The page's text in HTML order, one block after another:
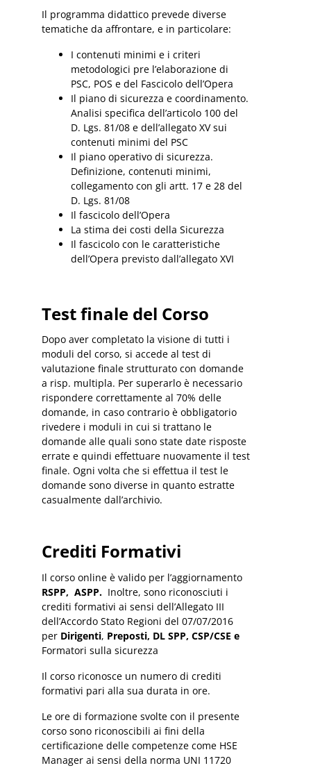
Il programma didattico prevede diverse
tematiche da affrontare, e in particolare:
I contenuti minimi e i criteri
metodologici pre l’elaborazione di
PSC, POS e del Fascicolo dell’Opera
Il piano di sicurezza e coordinamento.
Analisi specifica dell’articolo 100 del
D. Lgs. 81/08 e dell’allegato XV sui
contenuti minimi del PSC
Il piano operativo di sicurezza.
Definizione, contenuti minimi,
collegamento con gli artt. 17 e 28 del
D. Lgs. 81/08
Il fascicolo dell’Opera
La stima dei costi della Sicurezza
Il fascicolo con le caratteristiche
dell’Opera previsto dall’allegato XVI
Test finale del Corso
Dopo aver completato la visione di tutti i
moduli del corso, si accede al test di
valutazione finale strutturato con domande
a risp. multipla. Per superarlo è necessario
rispondere correttamente al 70% delle
domande, in caso contrario è obbligatorio
rivedere i moduli in cui si trattano le
domande alle quali sono state date risposte
errate e quindi effettuare nuovamente il test
finale. Ogni volta che si effettua il test le
domande sono diverse in quanto estratte
casualmente dall’archivio.
Crediti Formativi
Il corso online è valido per l’aggiornamento
RSPP, ASPP. Inoltre, sono riconosciuti i
crediti formativi ai sensi dell’Allegato III
dell’Accordo Stato Regioni del 07/07/2016
per Dirigenti, Preposti, DL SPP, CSP/CSE e
Formatori sulla sicurezza
Il corso riconosce un numero di crediti
formativi pari alla sua durata in ore.
Le ore di formazione svolte con il presente
corso sono riconoscibili ai fini della
certificazione delle competenze come HSE
Manager ai sensi della norma UNI 11720